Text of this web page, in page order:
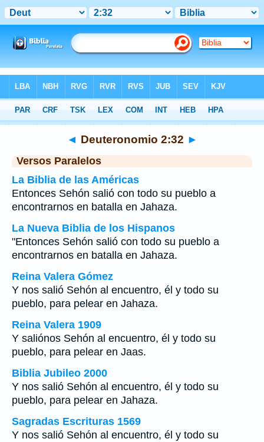
>Deuteronomio >Capítulo 2 > Verso 32
◄ Deuteronomio 2:32 ►
Versos Paralelos
La Biblia de las Américas
Entonces Sehón salió con todo su pueblo a
encontrarnos en batalla en Jahaza.
La Nueva Biblia de los Hispanos
"Entonces Sehón salió con todo su pueblo a
encontrarnos en batalla en Jahaza.
Reina Valera Gómez
Y nos salió Sehón al encuentro, él y todo su
pueblo, para pelear en Jahaza.
Reina Valera 1909
Y saliónos Sehón al encuentro, él y todo su
pueblo, para pelear en Jaas.
Biblia Jubileo 2000
Y nos salió Sehón al encuentro, él y todo su
pueblo, para pelear en Jahaza.
Sagradas Escrituras 1569
Y nos salió Sehón al encuentro, él y todo su